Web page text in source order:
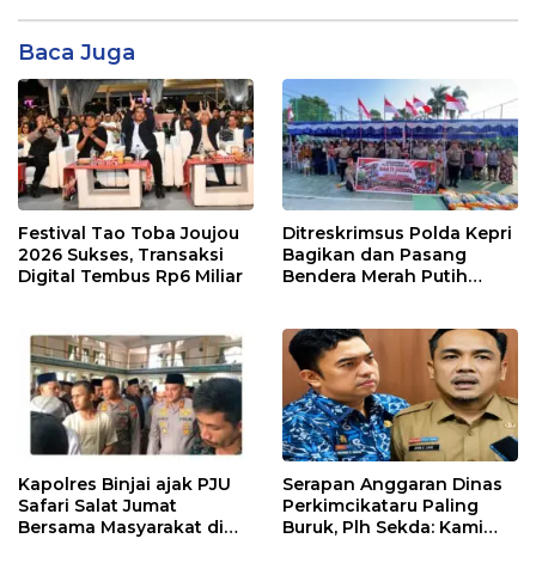
Baca Juga
Festival Tao Toba Joujou
2026 Sukses, Transaksi
Digital Tembus Rp6 Miliar
Ditreskrimsus Polda Kepri
Bagikan dan Pasang
Bendera Merah Putih
Kebangsaan.
Kapolres Binjai ajak PJU
Safari Salat Jumat
Bersama Masyarakat di
Serapan Anggaran Dinas
Perkimcikataru Paling
Buruk, Plh Sekda: Kami